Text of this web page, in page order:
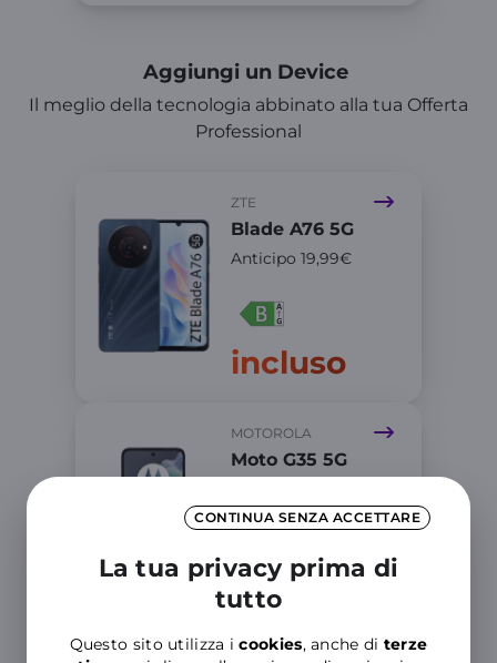
CONTINUA SENZA ACCETTARE
La tua privacy prima di
tutto
Questo sito utilizza icookies, anche di terze
Aggiungi un Device
Il meglio della tecnologia abbinato alla tua Offerta
Professional
ZTE
Blade A76 5G
Anticipo 19,99€
incluso
MOTOROLA
Moto G35 5G
incluso